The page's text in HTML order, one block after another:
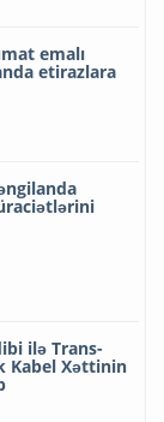
emalı
etirazlara
ilə Trans-
Kabel Xəttinin